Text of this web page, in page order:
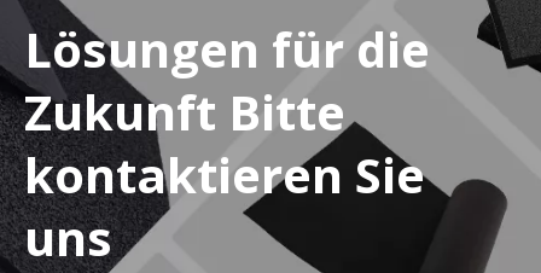
Lösungen für die
Zukunft Bitte
kontaktieren Sie
uns